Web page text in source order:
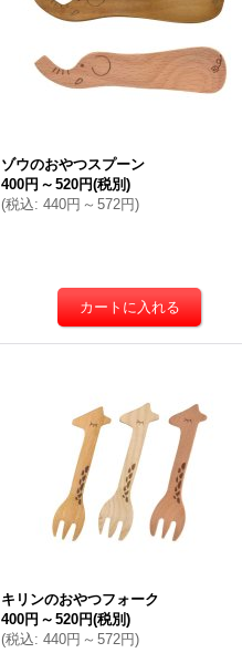
ゾウのおやつスプーン
400円 ～ 520円(税別)
(税込: 440円 ～ 572円)
キリンのおやつフォーク
400円 ～ 520円(税別)
(税込: 440円 ～ 572円)